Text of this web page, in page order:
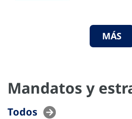
MÁS
Mandatos y
Todos